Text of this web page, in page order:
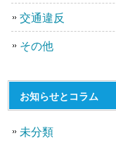
交通違反
その他
お知らせとコラム
未分類